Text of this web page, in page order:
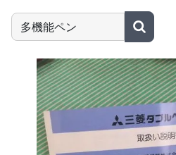
商品名やキーワードを入力